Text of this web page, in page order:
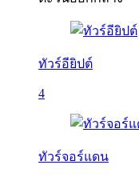
ทัวร์อียิปต์
4
ทัวร์จอร์แดน